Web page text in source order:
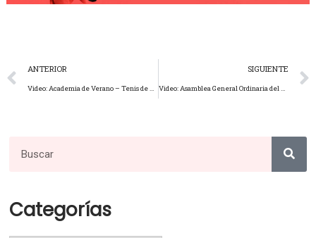
ANTERIOR
Video: Academia de Verano – Tenis de Campo
SIGUIENTE
Video: Asamblea General Ordinaria del 31 de enero 2024
Categorías